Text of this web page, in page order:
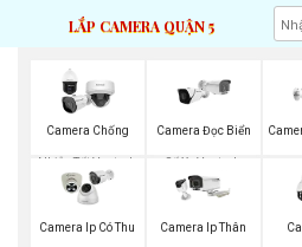
LẮP CAMERA QUẬN 5
Camera Chống
Nhiễu Tốt Vantech
Camera Đọc Biển
Số Xe Vantech
Camera Ip Có Thu Camera Ip Thân